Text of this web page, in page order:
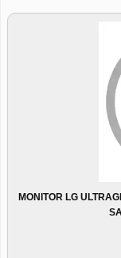
MONITOR LG